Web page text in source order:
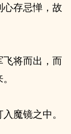
存忌惮，故
将而出，而
魔镜之中。